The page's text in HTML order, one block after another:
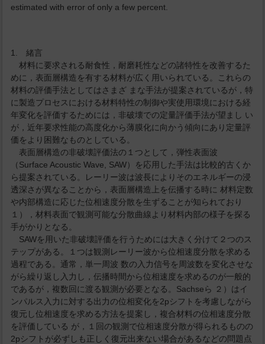
estimated with error of only a few percent.
1. 緒言
材料に要求される耐食性，耐磨耗性などの諸特性を改善するた
めに，表面層構造を有する材料が広く用いられている。これらの
材料の評価手法としてはさまざ まな手法が提案されているが，特
に製造プロセスにおける材料特性の制御や実使用環境における経
年変化を評価するためには，非破壊での定量評価手法が望まし い
が，近年要求性能の高度化から薄膜化に向かう傾向にあり定量評
価をより困難なものとしている。
表面層構造の非破壊評価法の１つとして，弾性表面波
（Surface Acoustic Wave, SAW）を応用した手法は比較的古くか
ら提案されている。レーリー波は波長によりそのエネルギーの浸
透深さが異なることから，表面層構造上を伝播する時に 材料定数
や内部構造に応じた位相速度分散を生ずることが知られており
１），材料表面で観測可能な分散曲線より材料内部の様子を探る
手がかりとなる。
SAWを用いた非破壊評価を行うためには大きく分けて２つのス
テップがある。１つは観測レーリー波から位相速度分散を求める
過程である。通常，単一周波 数の入力信号を周波数を変化させな
がら繰り返し入力し，伝播時間から位相速度を求めるのが一般的
であるが，複数回に渡る観測が必要となる。Sachseら ２）はイ
ンパルス入力に対する出力の位相変化を2pシフトを考慮しながら
復元し位相速度を求める方法を提案し，複合材料の位相速度分散
を評価している が，１回の観測で位相速度分散が得られるものの
2pシフトが必ずしも正しく復元出来ない場合があるなどの問題点